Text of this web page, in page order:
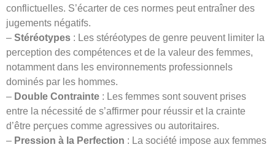
conflictuelles. S’écarter de ces normes peut entraîner des
jugements négatifs.
– Stéréotypes : Les stéréotypes de genre peuvent limiter la
perception des compétences et de la valeur des femmes,
notamment dans les environnements professionnels
dominés par les hommes.
– Double Contrainte : Les femmes sont souvent prises
entre la nécessité de s’affirmer pour réussir et la crainte
d’être perçues comme agressives ou autoritaires.
– Pression à la Perfection : La société impose aux femmes